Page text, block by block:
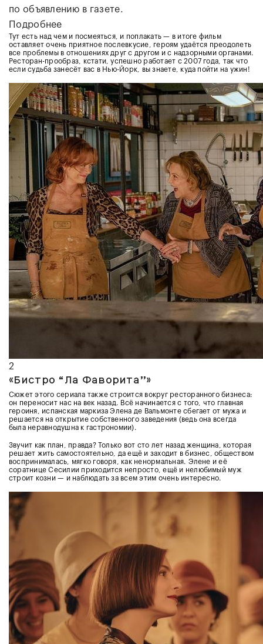
по объявлению в газете.
Подробнее
Тут есть над чем и посмеяться, и поплакать — в итоге фильм
оставляет очень приятное послевкусие, героям удаётся преодолеть
все проблемы в отношениях друг с другом и с надзорными органами.
Ресторан-прообраз, кстати, успешно работает с 2007 года, так что
если судьба занесёт вас в Нью-Йорк, вы знаете, куда пойти на ужин!
2
«Бистро “Ла Фаворита”»
Сюжет этого сериала также строится вокруг ресторанного бизнеса:
он переносит нас на век назад. Всё начинается с того, что главная
героиня, испанская маркиза Элена де Вальмонте сбегает от мужа и
решается на открытие собственного заведения (ведь она всегда
была неравнодушна к гастрономии).
Звучит как план, правда? Только вот сто лет назад женщина, которая
решает жить самостоятельно, да ещё и заходит в бизнес, обществом
воспринималась, мягко говоря, как ненормальная. Элене и её
соратнице Сесилии приходится непросто, ещё и нелюбимый муж
строит козни — и наблюдать за всем этим очень интересно.